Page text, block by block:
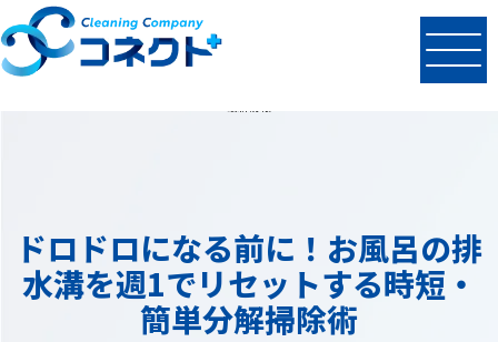
NEWS
ドロドロになる前に！お風呂の排
水溝を週1でリセットする時短・
簡単分解掃除術